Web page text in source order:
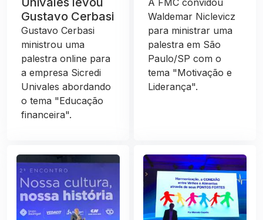
Gustavo Cerbasi
Gustavo Cerbasi
ministrou uma
palestra online para
a empresa Sicredi
Univales abordando
o tema "Educação
financeira".
Waldemar Niclevicz
para ministrar uma
palestra em São
Paulo/SP com o
tema "Motivação e
Liderança".